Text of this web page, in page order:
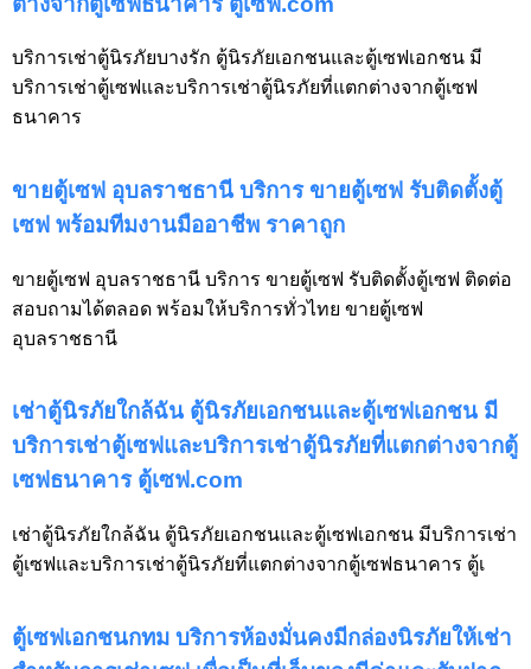
บริการเช่าตู้นิรภัยบางรัก ตู้นิรภัยเอกชนและตู้เซฟเอกชน มี
บริการเช่าตู้เซฟและบริการเช่าตู้นิรภัยที่แตกต่างจากตู้เซฟ
ธนาคาร
ขายตู้เซฟ อุบลราชธานี บริการ ขายตู้เซฟ รับติดตั้งตู้
เซฟ พร้อมทีมงานมืออาชีพ ราคาถูก
ขายตู้เซฟ อุบลราชธานี บริการ ขายตู้เซฟ รับติดตั้งตู้เซฟ ติดต่อ
สอบถามได้ตลอด พร้อมให้บริการทั่วไทย ขายตู้เซฟ
อุบลราชธานี
เช่าตู้นิรภัยใกล้ฉัน ตู้นิรภัยเอกชนและตู้เซฟเอกชน มี
บริการเช่าตู้เซฟและบริการเช่าตู้นิรภัยที่แตกต่างจากตู้
เซฟธนาคาร ตู้เซฟ.com
เช่าตู้นิรภัยใกล้ฉัน ตู้นิรภัยเอกชนและตู้เซฟเอกชน มีบริการเช่า
ตู้เซฟและบริการเช่าตู้นิรภัยที่แตกต่างจากตู้เซฟธนาคาร ตู้เ
ตู้เซฟเอกชนกทม บริการห้องมั่นคงมีกล่องนิรภัยให้เช่า